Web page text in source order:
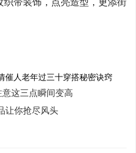
催人老年过三十穿搭秘密诀窍
意这三点瞬间变高
让你抢尽风头